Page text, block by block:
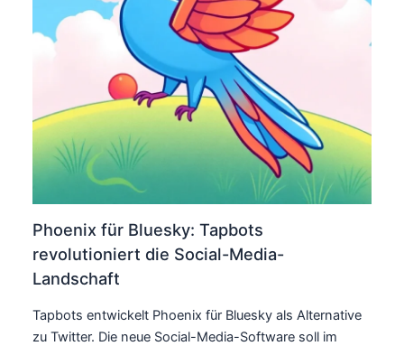
Phoenix für Bluesky: Tapbots
revolutioniert die Social-Media-
Landschaft
Tapbots entwickelt Phoenix für Bluesky als Alternative
zu Twitter. Die neue Social-Media-Software soll im